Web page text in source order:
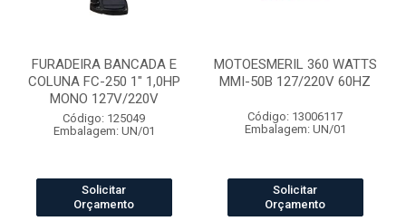
FURADEIRA BANCADA E
COLUNA FC-250 1" 1,0HP
MONO 127V/220V
Código: 125049
Embalagem: UN/01
Solicitar
Orçamento
MOTOESMERIL 360 WATTS
MMI-50B 127/220V 60HZ
Código: 13006117
Embalagem: UN/01
Solicitar
Orçamento